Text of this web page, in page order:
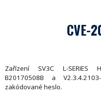
CVE-
Zařízení SV3C L-SERIES
B20170508B a
zakódované heslo.